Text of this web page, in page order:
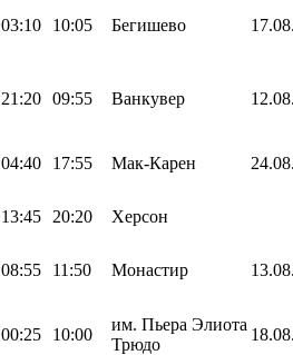
03:10 10:05 Бегишево
21:20 09:55 Ванкувер
04:40 17:55 Мак-Карен
13:45 20:20 Херсон
08:55 11:50 Монастир
00:25 10:00
им. Пьера Элиота
Трюдо